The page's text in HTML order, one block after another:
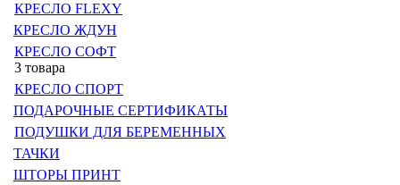
КРЕСЛО FLEXY
КРЕСЛО ЖДУН
КРЕСЛО СОФТ
3 товара
КРЕСЛО СПОРТ
ПОДАРОЧНЫЕ СЕРТИФИКАТЫ
ПОДУШКИ ДЛЯ БЕРЕМЕННЫХ
ТАЧКИ
ШТОРЫ ПРИНТ